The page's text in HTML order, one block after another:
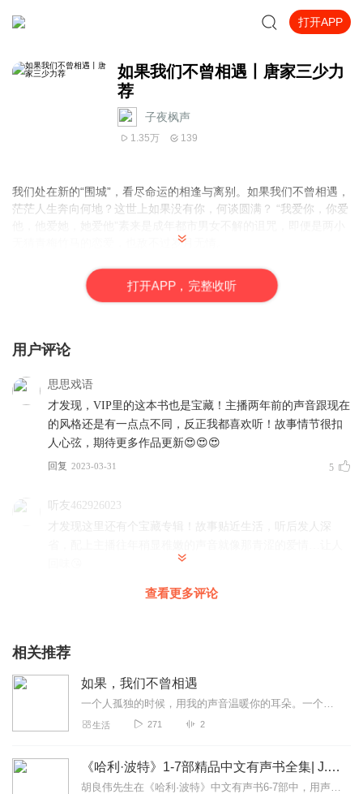
打开APP
如果我们不曾相遇丨唐家三少力
荐
子夜枫声
1.35万 139
我们处在新的“围城”，看尽命运的相逢与离别。如果我们不曾相遇，
茫茫人生奔向何地？这世上如果没有你，何谈圆满？ “我爱你，你爱
无猜青梅竹马的恋爱，也敌不过岁月无情。
这些繁复的关系，就好像红尘中浮沉的你我，曾经年轻，拼死觅活
非要同某个人在一起，不管结局是厮守还是别离，待到多年以后，
而每一段爱情，都是一个小故事，用以方便忙碌的生活间隙，翻阅
在这世间，我们不知道谁在等谁。但一切都没有关系，只要我遇见
了你，还是你就好。
作者简介丨刘采采
四川新津人。出道十年，以字为生，以文述梦，已出版作品十余
部，独特的叙事风格自成一脉。
已出版作品：《她的城》《此情可
打开APP，完整收听
用户评论
思思戏语
才发现，VIP里的这本书也是宝藏！主播两年前的声音跟现在
的风格还是有一点点不同，反正我都喜欢听！故事情节很扣
人心弦，期待更多作品更新😍😍😍
回复 2023-03-31 5
听友462926023
才发现这里还有个宝藏专辑！故事贴近生活，听后发人深
娓娓道来的声音，超赞的子夜老师。
查看更多评论
相关推荐
如果，我们不曾相遇
一个人孤独的时候，用我的声音温暖你的耳朵。一个人伤感的时候，用我的故事鼓励你继续前进。
生活 271 2
《哈利·波特》1-7部精品中文有声书全集| J.K.罗琳原著，光合积木演播
胡良伟先生在《哈利·波特》中文有声书6-7部中，用声音带领着大家继续魔法之旅。为保证作品的一致性，给大家带来完整的魔法体验，我们与版权方PottermoreP...